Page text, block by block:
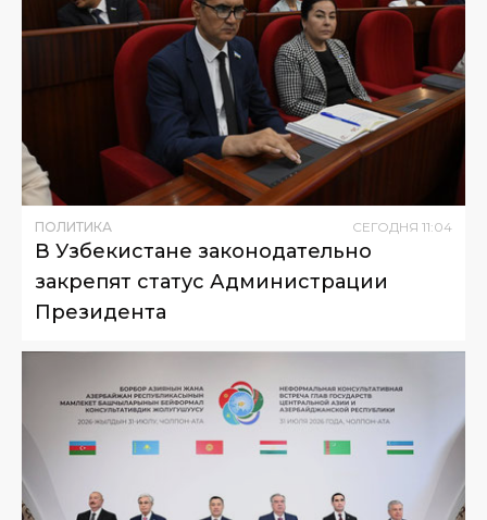
ПОЛИТИКА СЕГОДНЯ 11:04
В Узбекистане законодательно
закрепят статус Администрации
Президента